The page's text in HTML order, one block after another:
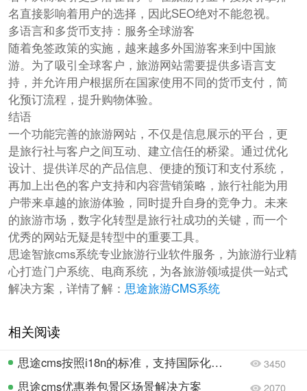
名直接影响着用户的选择，因此SEO绝对不能忽视。
多语言和多货币支持：服务全球游客
随着免签政策的实施，越来越多外国游客来到中国旅
游。为了吸引全球客户，旅游网站需要提供多语言支
持，并允许用户根据所在国家使用不同的货币支付，简
化预订流程，提升购物体验。
结语
一个功能完善的旅游网站，不仅是信息展示的平台，更
是旅行社与客户之间互动、建立信任的桥梁。通过优化
设计、提供详尽的产品信息、便捷的预订和支付系统，
再加上出色的客户支持和内容营销策略，旅行社能为用
户带来卓越的旅游体验，同时提升自身的竞争力。未来
的旅游市场，数字化转型是旅行社成功的关键，而一个
优秀的网站无疑是转型中的重要工具。
思途智旅cms系统专业旅游行业软件服务，为旅游行业精
心打造门户系统、电商系统，为各旅游领域提供一站式
解决方案，详情了解： 思途旅游CMS系统
相关阅读
思途cms按照i18n的标准，支持国际化业务开拓 3450
思途cms优惠券包景区场景解决方案 2070